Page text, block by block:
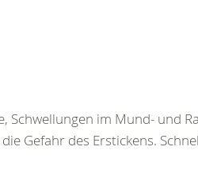
im Mund- und
Gefahr des Erstickens.